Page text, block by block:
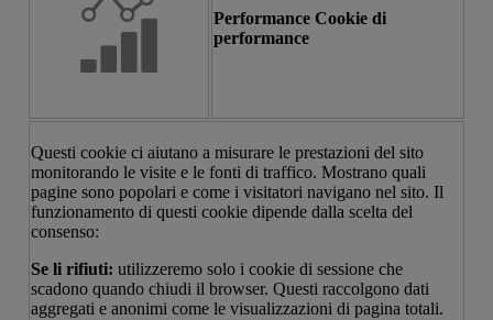
Performance Cookie di
performance
Questi cookie ci aiutano a misurare le prestazioni del sito
monitorando le visite e le fonti di traffico. Mostrano quali
pagine sono popolari e come i visitatori navigano nel sito. Il
funzionamento di questi cookie dipende dalla scelta del
consenso:
Se li rifiuti: utilizzeremo solo i cookie di sessione che
scadono quando chiudi il browser. Questi raccolgono dati
aggregati e anonimi come le visualizzazioni di pagina totali.